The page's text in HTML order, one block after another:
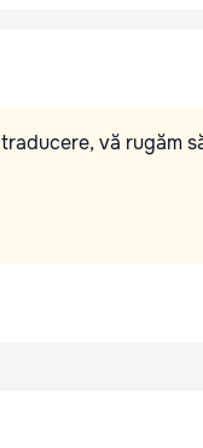
vă rugăm